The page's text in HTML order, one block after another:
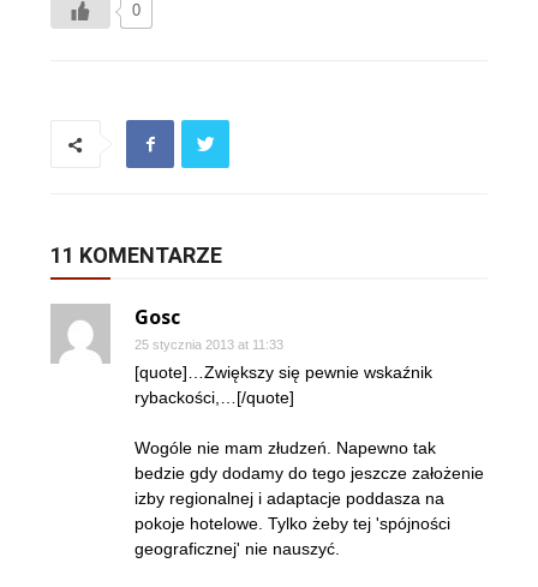
0
11 KOMENTARZE
Gosc
25 stycznia 2013 at 11:33
[quote]…Zwiększy się pewnie wskaźnik
rybackości,…[/quote]
Wogóle nie mam złudzeń. Napewno tak
bedzie gdy dodamy do tego jeszcze założenie
izby regionalnej i adaptacje poddasza na
pokoje hotelowe. Tylko żeby tej 'spójności
geograficznej' nie nauszyć.